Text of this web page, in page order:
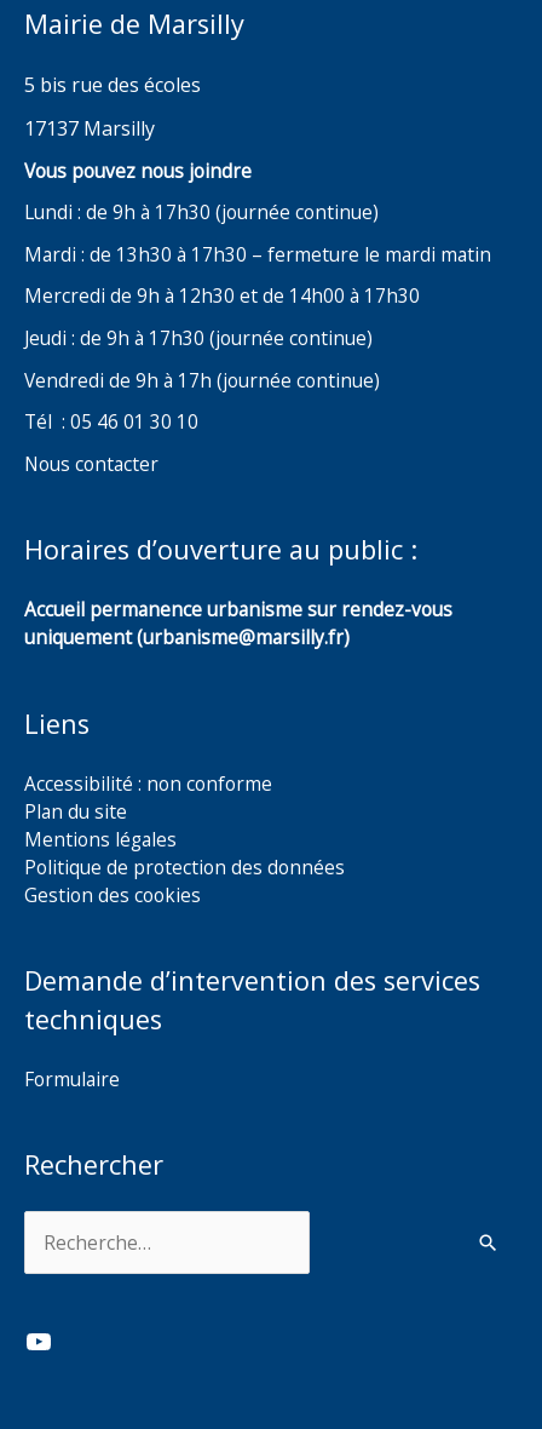
Mairie de Marsilly
5 bis rue des écoles
17137 Marsilly
Vous pouvez nous joindre
Lundi : de 9h à 17h30 (journée continue)
Mardi : de 13h30 à 17h30 – fermeture le mardi matin
Mercredi de 9h à 12h30 et de 14h00 à 17h30
Jeudi : de 9h à 17h30 (journée continue)
Vendredi de 9h à 17h (journée continue)
Tél : 05 46 01 30 10
Nous contacter
Horaires d’ouverture au public :
Accueil permanence urbanisme sur rendez-vous
uniquement (urbanisme@marsilly.fr)
Liens
Accessibilité : non conforme
Plan du site
Mentions légales
Politique de protection des données
Gestion des cookies
Demande d’intervention des services
techniques
Formulaire
Rechercher
YouTube